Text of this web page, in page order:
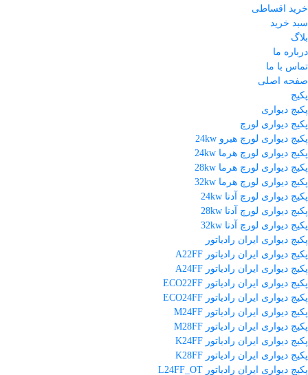
خرید اقساطی
سبد خرید
بلاگ
درباره ما
تماس با ما
صفحه اصلی
پکیج
پکیج دیواری
پکیج دیواری لورچ
پکیج دیواری لورچ هیرو 24kw
پکیج دیواری لورچ هرما 24kw
پکیج دیواری لورچ هرما 28kw
پکیج دیواری لورچ هرما 32kw
پکیج دیواری لورچ آدنا 24kw
پکیج دیواری لورچ آدنا 28kw
پکیج دیواری لورچ آدنا 32kw
پکیج دیواری ایران رادیاتور
پکیج دیواری ایران رادیاتور A22FF
پکیج دیواری ایران رادیاتور A24FF
پکیج دیواری ایران رادیاتور ECO22FF
پکیج دیواری ایران رادیاتور ECO24FF
پکیج دیواری ایران رادیاتور M24FF
پکیج دیواری ایران رادیاتور M28FF
پکیج دیواری ایران رادیاتور K24FF
پکیج دیواری ایران رادیاتور K28FF
پکیج دیواری ایران رادیاتور L24FF_OT